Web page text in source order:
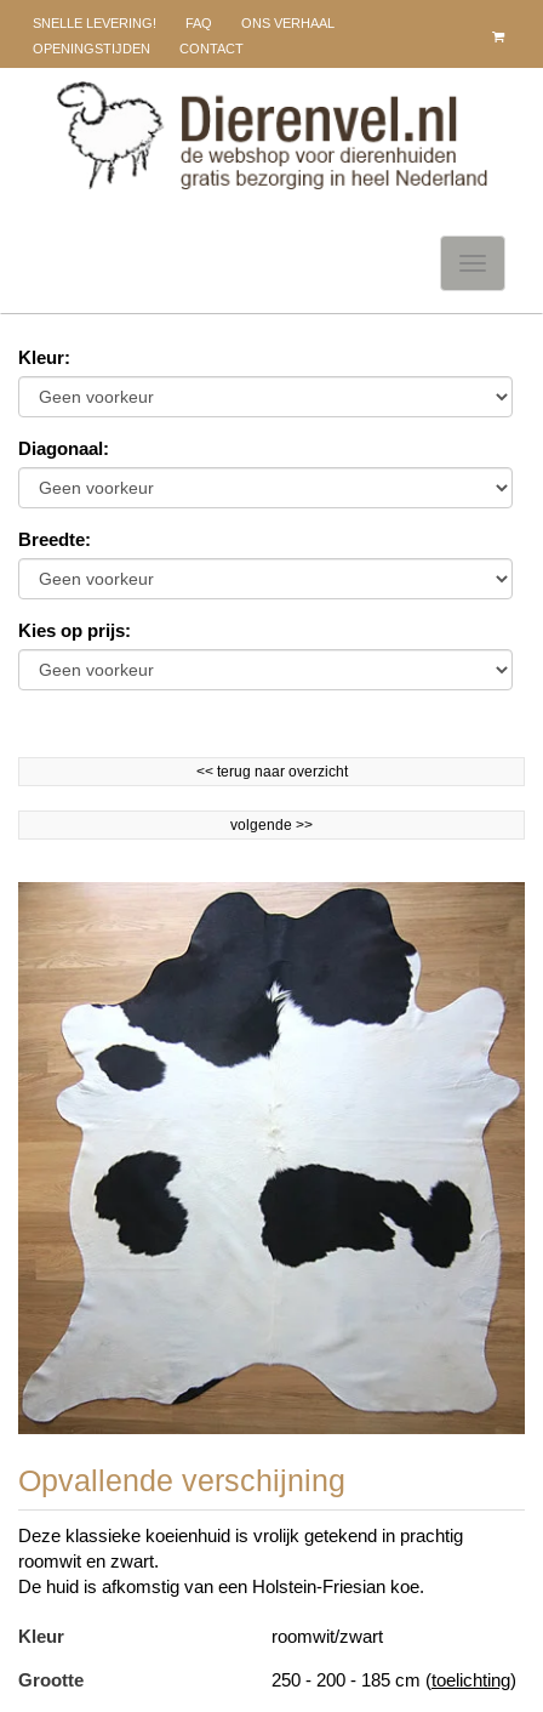
SNELLE LEVERING! FAQ
ONS VERHAAL
OPENINGSTIJDEN
CONTACT
Toggle
Kleur:
Diagonaal:
Breedte:
Kies op prijs:
<< terug naar overzicht
volgende >>
Opvallende verschijning
Deze klassieke koeienhuid is vrolijk getekend in prachtig
roomwit en zwart.
De huid is afkomstig van een Holstein-Friesian koe.
Kleur roomwit/zwart
Grootte 250 - 200 - 185 cm (toelichting)